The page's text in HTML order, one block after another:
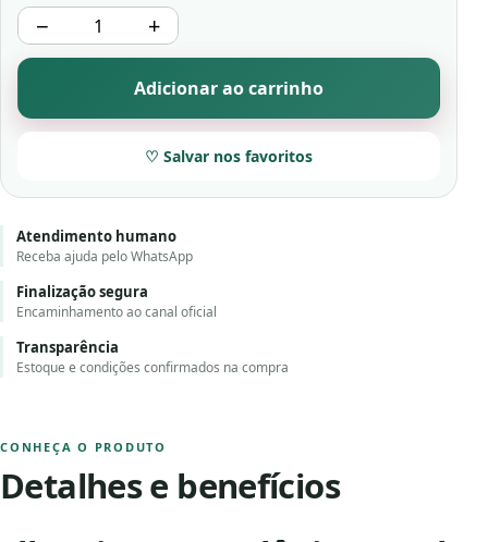
− +
Adicionar ao carrinho
♡ Salvar nos favoritos
Atendimento humano
Receba ajuda pelo WhatsApp
Finalização segura
Encaminhamento ao canal oficial
Transparência
Estoque e condições confirmados na compra
CONHEÇA O PRODUTO
Detalhes e benefícios